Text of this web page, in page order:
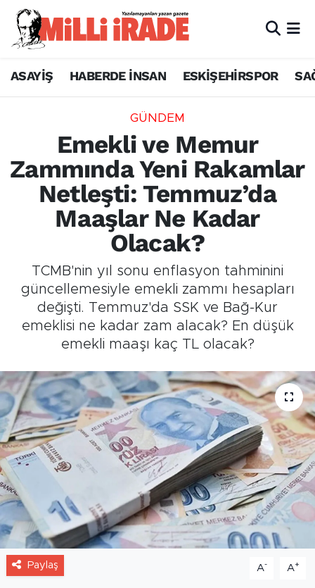
ASAYİŞ HABERDE İNSAN ESKİŞEHİRSPOR
GÜNDEM
Emekli ve Memur
Zammında Yeni Rakamlar
Netleşti: Temmuz’da
Maaşlar Ne Kadar
Olacak?
TCMB'nin yıl sonu enflasyon tahminini
güncellemesiyle emekli zammı hesapları
değişti. Temmuz'da SSK ve Bağ-Kur
emeklisi ne kadar zam alacak? En düşük
emekli maaşı kaç TL olacak?
Paylaş A- A+